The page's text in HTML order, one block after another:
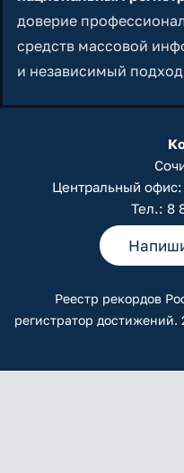
доверие
средств массовой
и независимый
Центральный
Тел.: 8
Реестр рекордов
регистратор